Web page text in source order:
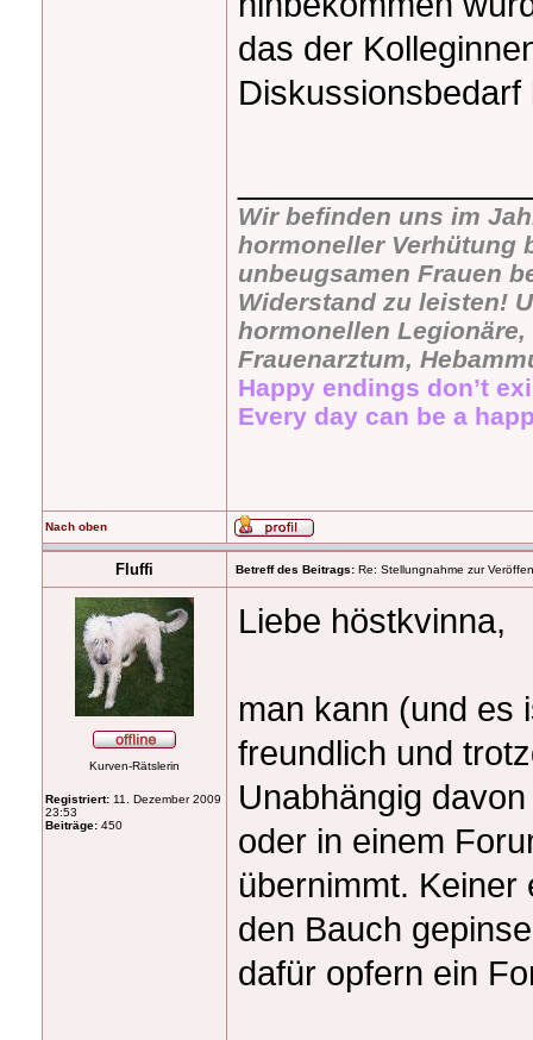
das der
Wir befinden uns im
hormoneller Verhütung
unbeugsamen Frauen
Widerstand zu leisten!
hormonellen
Frauenarztum,
Happy endings don’t
Every day can be a
Nach oben
Fluffi Betreff des Beitrags: Re: Stellungnahme zur
Kurven-Rätslerin
Registriert: 11. Dezember 2009
23:53
Beiträge: 450
Liebe höstkvinna,
man kann (und es
freundlich und
Unabhängig
oder in einem
übernimmt. Keiner
den Bauch
dafür opfern ein